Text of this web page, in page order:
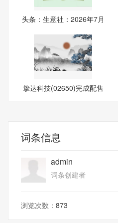
头条：生意社：2026年7月
挚达科技(02650)完成配售
词条信息
admin
词条创建者
浏览次数： 873